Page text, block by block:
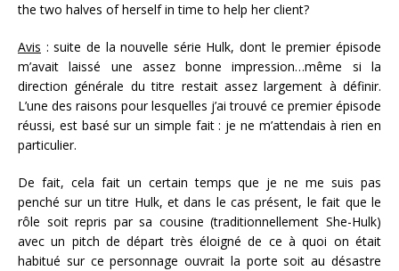
the two halves of herself in time to help her client?
Avis : suite de la nouvelle série Hulk, dont le premier épisode
m’avait laissé une assez bonne impression…même si la
direction générale du titre restait assez largement à définir.
L’une des raisons pour lesquelles j’ai trouvé ce premier épisode
réussi, est basé sur un simple fait : je ne m’attendais à rien en
particulier.
De fait, cela fait un certain temps que je ne me suis pas
penché sur un titre Hulk, et dans le cas présent, le fait que le
rôle soit repris par sa cousine (traditionnellement She-Hulk)
avec un pitch de départ très éloigné de ce à quoi on était
habitué sur ce personnage ouvrait la porte soit au désastre